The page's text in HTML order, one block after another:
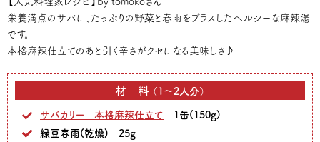
栄養満点のサバに、たっぷりの野菜と春雨をプラスしたヘルシーな麻辣湯
です。
本格麻辣仕立てのあと引く辛さがクセになる美味しさ♪
材料（1～2人分）
サバカリー 本格麻辣仕立て 1缶(150g)
緑豆春雨(乾燥) 25g